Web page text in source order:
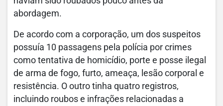
abordagem.
De acordo com a corporação, um dos suspeitos
possuía 10 passagens pela polícia por crimes
como tentativa de homicídio, porte e posse ilegal
de arma de fogo, furto, ameaça, lesão corporal e
resistência. O outro tinha quatro registros,
incluindo roubos e infrações relacionadas a